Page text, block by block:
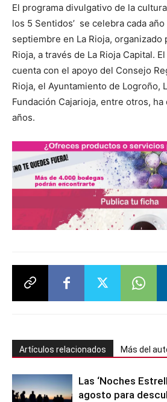
El programa divulgativo de la
los 5 Sentidos’ se celebra cada
septiembre en La Rioja, organizado
Rioja, a través de La Rioja Capital.
cuenta con el apoyo del Consejo
Rioja, el Ayuntamiento de Logroño,
Fundación Cajarioja, entre otros,
años.
Artículos relacionados Más del
Las ‘Noches
agosto para